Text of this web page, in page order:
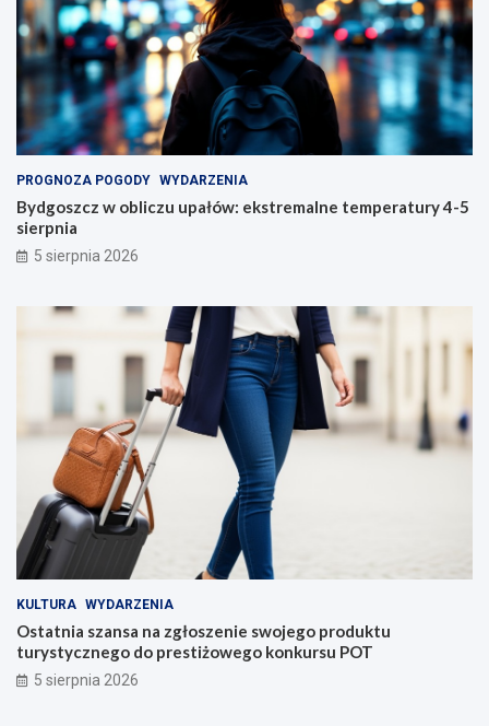
PROGNOZA POGODY WYDARZENIA
Bydgoszcz w obliczu upałów: ekstremalne temperatury 4-5
sierpnia
5 sierpnia 2026
KULTURA WYDARZENIA
Ostatnia szansa na zgłoszenie swojego produktu
turystycznego do prestiżowego konkursu POT
5 sierpnia 2026